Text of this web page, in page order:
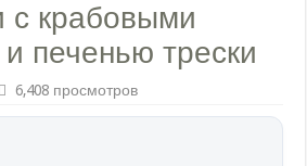
с крабовыми
печенью трески
6,408 просмотров